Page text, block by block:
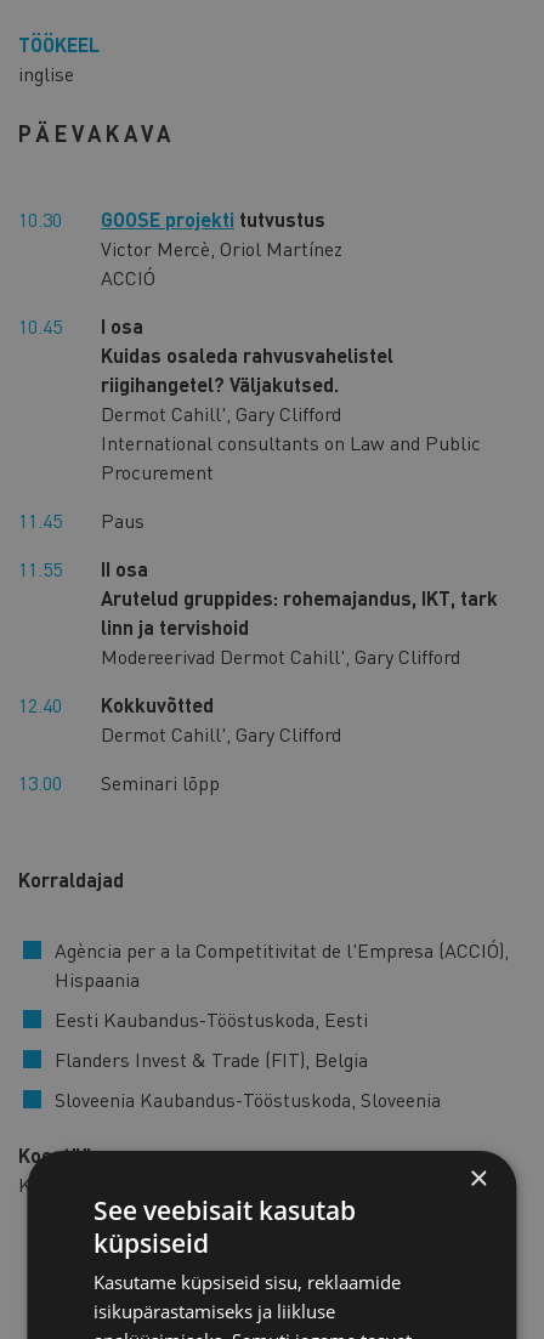
TÖÖKEEL
inglise
PÄEVAKAVA
10.30 GOOSE projekti tutvustus
Victor Mercè, Oriol Martínez
ACCIÓ
10.45
I osa
Kuidas osaleda rahvusvahelistel
riigihangetel? Väljakutsed.
Dermot Cahill', Gary Clifford
International consultants on Law and Public
Procurement
11.45
Paus
11.55
II osa
Arutelud gruppides: rohemajandus, IKT, tark
linn ja tervishoid
Modereerivad Dermot Cahill', Gary Clifford
12.40
Kokkuvõtted
Dermot Cahill', Gary Clifford
13.00
Seminari lõpp
Korraldajad
Agència per a la Competitivitat de l'Empresa (ACCIÓ),
Hispaania
Eesti Kaubandus-Tööstuskoda, Eesti
Flanders Invest & Trade (FIT), Belgia
Sloveenia Kaubandus-Tööstuskoda, Sloveenia
Koostöös
Konsultatsioonifirma HelpUsTrade
×
See veebisait kasutab
küpsiseid
Kasutame küpsiseid sisu, reklaamide
isikupärastamiseks ja liikluse